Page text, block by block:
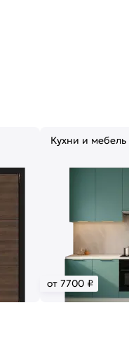
Кухни и мебель
от 7700 ₽